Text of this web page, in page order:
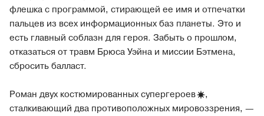
флешка с программой, стирающей ее имя и отпечатки
пальцев из всех информационных баз планеты. Это и
есть главный соблазн для героя. Забыть о прошлом,
отказаться от травм Брюса Уэйна и миссии Бэтмена,
сбросить балласт.
Роман двух костюмированныхсупергероев
,
сталкивающий два противоположных мировоззрения, —